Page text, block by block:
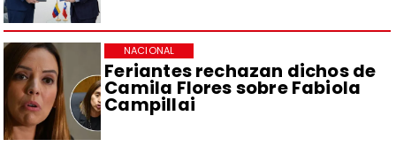
Feriantes rechazan dichos de
Camila Flores sobre Fabiola
Campillai
NACIONAL